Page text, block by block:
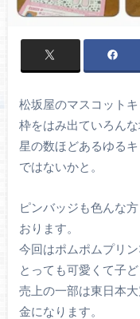
松坂屋のマスコットキ
枠をはみ出ていろん
星の数ほどあるゆる
ではないかと。
ピンバッジも色んな
おります。
今回はポムポムプリン
とっても可愛くて子
売上の一部は東日本
金になります。